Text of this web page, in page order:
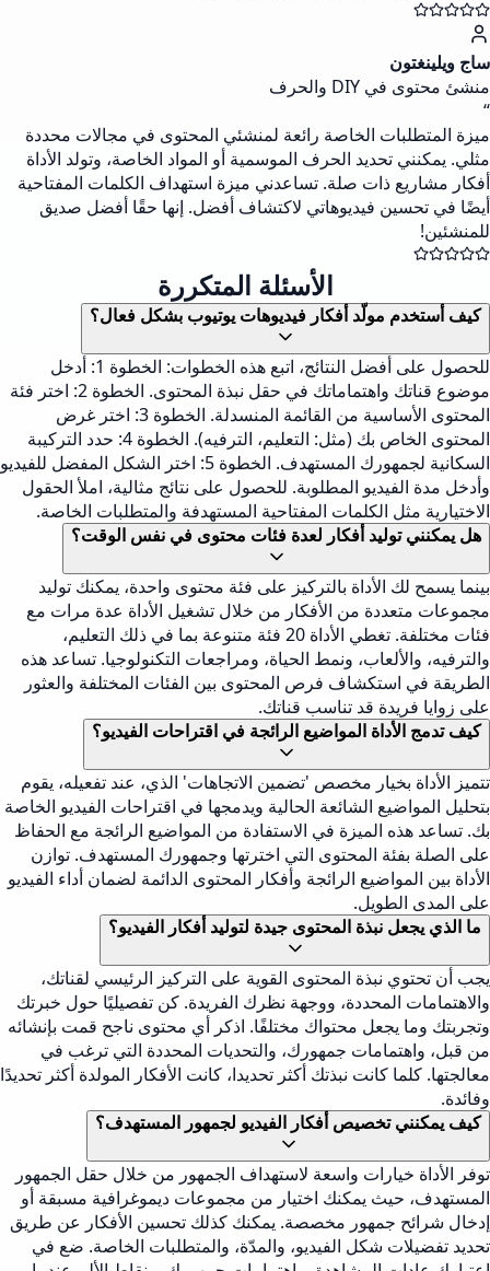
ساج ويلينغتون
منشئ محتوى في DIY والحرف
“
ميزة المتطلبات الخاصة رائعة لمنشئي المحتوى في مجالات محددة
مثلي. يمكنني تحديد الحرف الموسمية أو المواد الخاصة، وتولد الأداة
أفكار مشاريع ذات صلة. تساعدني ميزة استهداف الكلمات المفتاحية
أيضًا في تحسين فيديوهاتي لاكتشاف أفضل. إنها حقًا أفضل صديق
للمنشئين!
الأسئلة المتكررة
كيف أستخدم مولّد أفكار فيديوهات يوتيوب بشكل فعال؟
للحصول على أفضل النتائج، اتبع هذه الخطوات: الخطوة 1: أدخل
موضوع قناتك واهتماماتك في حقل نبذة المحتوى. الخطوة 2: اختر فئة
المحتوى الأساسية من القائمة المنسدلة. الخطوة 3: اختر غرض
المحتوى الخاص بك (مثل: التعليم، الترفيه). الخطوة 4: حدد التركيبة
السكانية لجمهورك المستهدف. الخطوة 5: اختر الشكل المفضل للفيديو
وأدخل مدة الفيديو المطلوبة. للحصول على نتائج مثالية، املأ الحقول
الاختيارية مثل الكلمات المفتاحية المستهدفة والمتطلبات الخاصة.
هل يمكنني توليد أفكار لعدة فئات محتوى في نفس الوقت؟
بينما يسمح لك الأداة بالتركيز على فئة محتوى واحدة، يمكنك توليد
مجموعات متعددة من الأفكار من خلال تشغيل الأداة عدة مرات مع
فئات مختلفة. تغطي الأداة 20 فئة متنوعة بما في ذلك التعليم،
والترفيه، والألعاب، ونمط الحياة، ومراجعات التكنولوجيا. تساعد هذه
الطريقة في استكشاف فرص المحتوى بين الفئات المختلفة والعثور
على زوايا فريدة قد تناسب قناتك.
كيف تدمج الأداة المواضيع الرائجة في اقتراحات الفيديو؟
تتميز الأداة بخيار مخصص 'تضمين الاتجاهات' الذي، عند تفعيله، يقوم
بتحليل المواضيع الشائعة الحالية ويدمجها في اقتراحات الفيديو الخاصة
بك. تساعد هذه الميزة في الاستفادة من المواضيع الرائجة مع الحفاظ
على الصلة بفئة المحتوى التي اخترتها وجمهورك المستهدف. توازن
الأداة بين المواضيع الرائجة وأفكار المحتوى الدائمة لضمان أداء الفيديو
على المدى الطويل.
ما الذي يجعل نبذة المحتوى جيدة لتوليد أفكار الفيديو؟
يجب أن تحتوي نبذة المحتوى القوية على التركيز الرئيسي لقناتك،
والاهتمامات المحددة، ووجهة نظرك الفريدة. كن تفصيليًا حول خبرتك
وتجربتك وما يجعل محتواك مختلفًا. اذكر أي محتوى ناجح قمت بإنشائه
من قبل، واهتمامات جمهورك، والتحديات المحددة التي ترغب في
معالجتها. كلما كانت نبذتك أكثر تحديدا، كانت الأفكار المولدة أكثر تحديدًا
وفائدة.
كيف يمكنني تخصيص أفكار الفيديو لجمهور المستهدف؟
توفر الأداة خيارات واسعة لاستهداف الجمهور من خلال حقل الجمهور
المستهدف، حيث يمكنك اختيار من مجموعات ديموغرافية مسبقة أو
إدخال شرائح جمهور مخصصة. يمكنك كذلك تحسين الأفكار عن طريق
تحديد تفضيلات شكل الفيديو، والمدّة، والمتطلبات الخاصة. ضع في